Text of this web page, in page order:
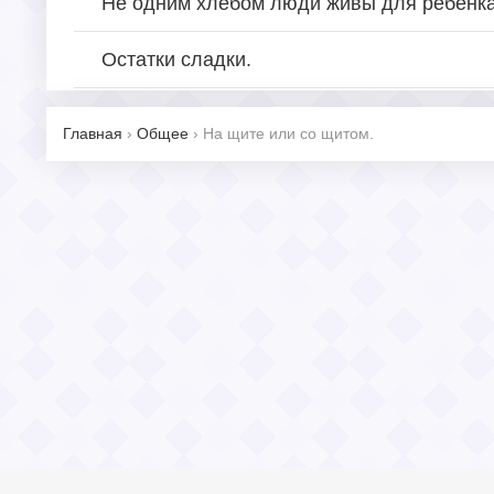
Остатки сладки.
Главная › Общее › На щите или со щитом.